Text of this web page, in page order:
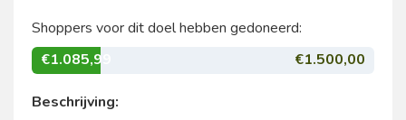
Shoppers voor dit doel hebben gedoneerd:
€1.085,99
€1.500,00
Beschrijving: